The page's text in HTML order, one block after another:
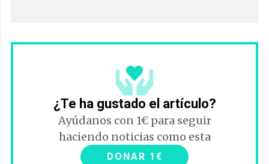
¿Te ha gustado el artículo?
Ayúdanos con 1€ para seguir
haciendo noticias como esta
DONAR 1€